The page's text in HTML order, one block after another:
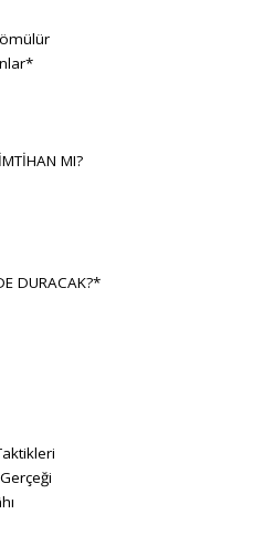
MI?
DURACAK?*